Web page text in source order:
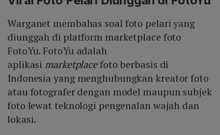
Warganet membahas soal foto pelari yang
diunggah di platform marketplace foto
FotoYu. FotoYu adalah
aplikasi marketplacefoto berbasis di
Indonesia yang menghubungkan kreator foto
atau fotografer dengan model maupun subjek
foto lewat teknologi pengenalan wajah dan
lokasi.